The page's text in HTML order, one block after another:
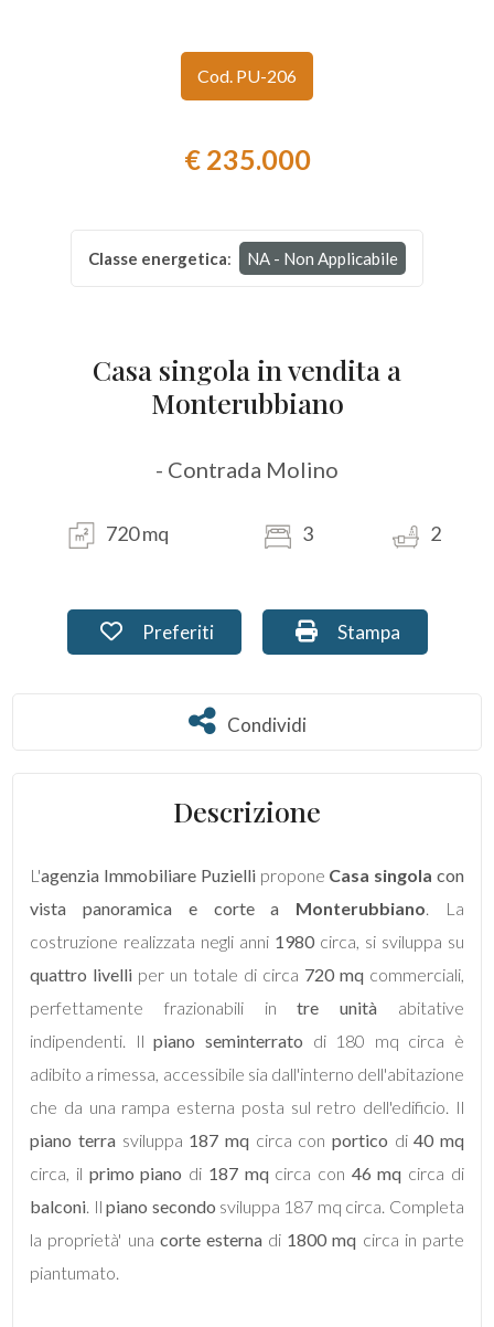
Cod. PU-206
€ 235.000
Classe energetica: NA - Non Applicabile
Casa singola in vendita a
Monterubbiano
- Contrada Molino
720 mq 3 2
Preferiti: Cod. PU-206
Preferiti Stampa: Cod. PU-
Stampa
Condividi
Condividi
Descrizione
L'agenzia Immobiliare Puzielli propone Casa singola con
vista panoramica e corte a Monterubbiano. La
costruzione realizzata negli anni 1980 circa, si sviluppa su
quattro livelli per un totale di circa 720 mq commerciali,
perfettamente frazionabili intre unità abitative
indipendenti. Ilpiano seminterrato di 180 mq circa è
adibito a rimessa, accessibile sia dall'interno dell'abitazione
che da una rampa esterna posta sul retro dell'edificio. Il
piano terrasviluppa 187 mqcirca con portico di40 mq
circa, il primo piano di 187 mqcirca con 46 mq circa di
balconi. Ilpiano secondo sviluppa 187 mq circa. Completa
la proprietà' una corte esternadi 1800 mq circa in parte
piantumato.
multiscelta
Commerciali
Terreni
Totale
Locali
minimi